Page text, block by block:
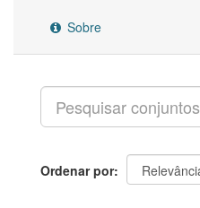
Sobre
Ordenar por